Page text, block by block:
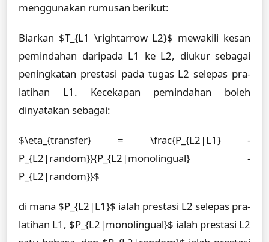
menggunakan rumusan berikut:
Biarkan $T_{L1 \rightarrow L2}$ mewakili kesan
pemindahan daripada L1 ke L2, diukur sebagai
peningkatan prestasi pada tugas L2 selepas pra-
latihan L1. Kecekapan pemindahan boleh
dinyatakan sebagai:
$\eta_{transfer} = \frac{P_{L2|L1} -
P_{L2|random}}{P_{L2|monolingual} -
P_{L2|random}}$
di mana $P_{L2|L1}$ ialah prestasi L2 selepas pra-
latihan L1, $P_{L2|monolingual}$ ialah prestasi L2